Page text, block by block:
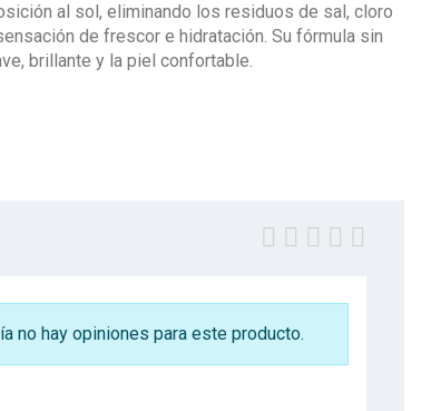
al sol, eliminando los residuos de sal, cloro
de frescor e hidratación. Su fórmula sin
brillante y la piel confortable.
no hay opiniones para este producto.